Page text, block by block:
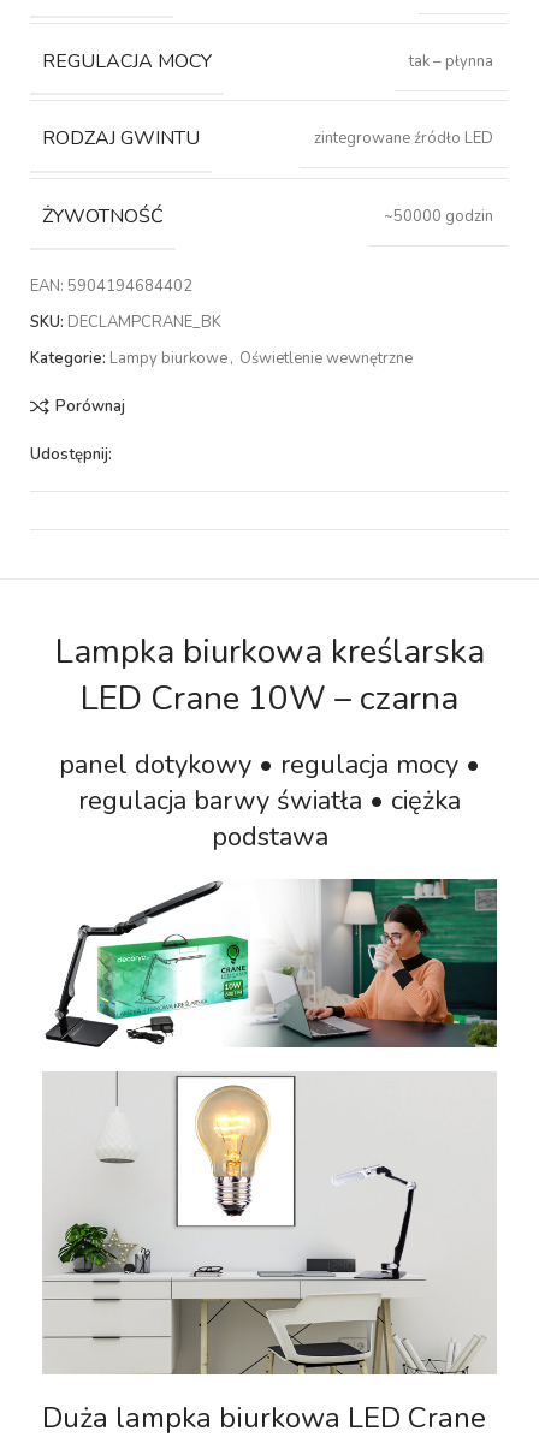
REGULACJA MOCY tak – płynna
RODZAJ GWINTU zintegrowane źródło LED
ŻYWOTNOŚĆ ~50000 godzin
EAN: 5904194684402
SKU: DECLAMPCRANE_BK
Kategorie: Lampy biurkowe, Oświetlenie wewnętrzne
Porównaj
Udostępnij:
Lampka biurkowa kreślarska
LED Crane 10W – czarna
panel dotykowy • regulacja mocy •
regulacja barwy światła • ciężka
podstawa
Duża lampka biurkowa LED Crane